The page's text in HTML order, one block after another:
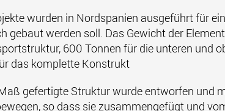
wurden in Nordspanien ausgeführt für
gebaut werden soll. Das Gewicht der
600 Tonnen für die unteren und
das komplette Konstrukt
gefertigte Struktur wurde entworfen und
so dass sie zusammengefügt und